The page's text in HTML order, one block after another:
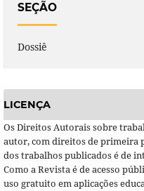
SEÇÃO
Dossiê
LICENÇA
Os Direitos Autorais sobre
autor, com direitos de primeira
dos trabalhos publicados é de
Como a Revista é de acesso
uso gratuito em aplicações